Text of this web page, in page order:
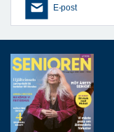
E-post